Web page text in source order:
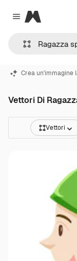
Close menu
Magnific
Crea un'immagine
Vettori Di
Vettori